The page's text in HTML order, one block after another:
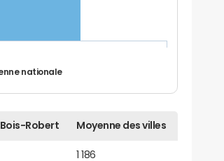
nationale
Robert Moyenne des villes
1 186